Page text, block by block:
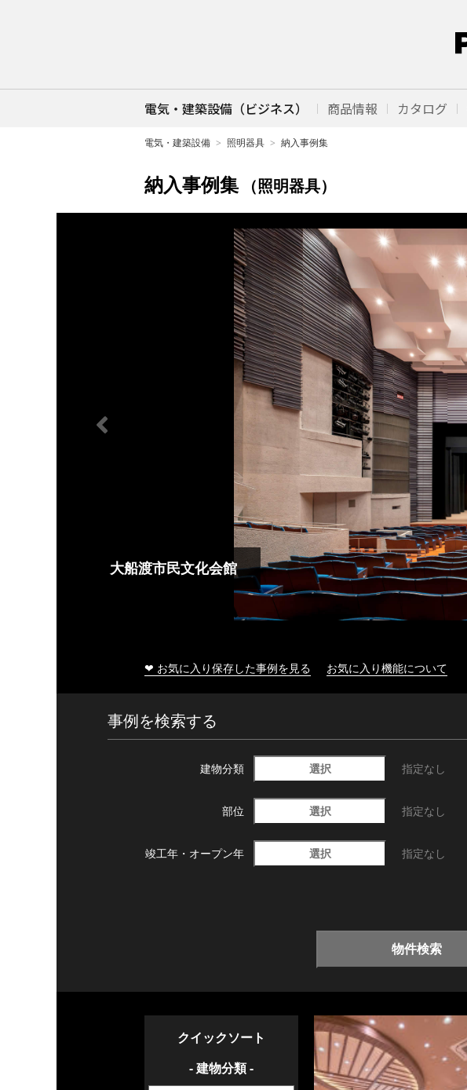
電気・建築設備（ビジネス） 商品情報 カタログ
電気・建築設備 照明器具 納入事例集
納入事例集 （照明器具）
大船渡市民文化会館
❤ お気に入り保存した事例を見る お気に入り機能について
事例を検索する
建物分類 選択 指定なし
部位 選択 指定なし
竣工年・ オープン年 選択 指定なし
物件検索
クイックソート
- 建物分類 -